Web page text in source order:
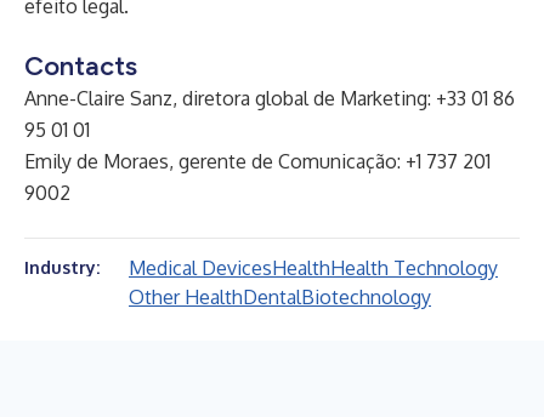
efeito legal.
Contacts
Anne-Claire Sanz, diretora global de Marketing: +33 01 86
95 01 01
Emily de Moraes, gerente de Comunicação: +1 737 201
9002
Industry: Medical DevicesHealthHealth Technology
Other HealthDentalBiotechnology